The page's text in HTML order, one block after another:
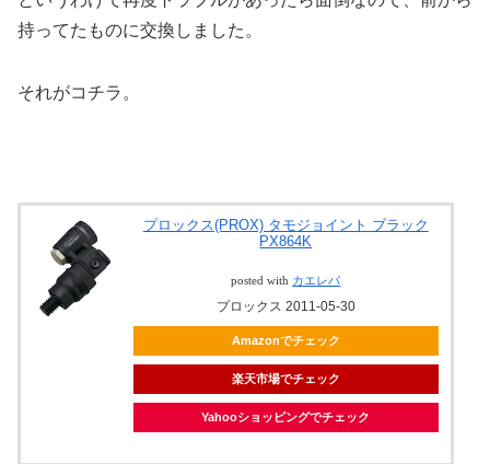
持ってたものに交換しました。
それがコチラ。
プロックス(PROX) タモジョイント ブラック
PX864K
posted with カエレバ
プロックス 2011-05-30
Amazonでチェック
楽天市場でチェック
Yahooショッピングでチェック